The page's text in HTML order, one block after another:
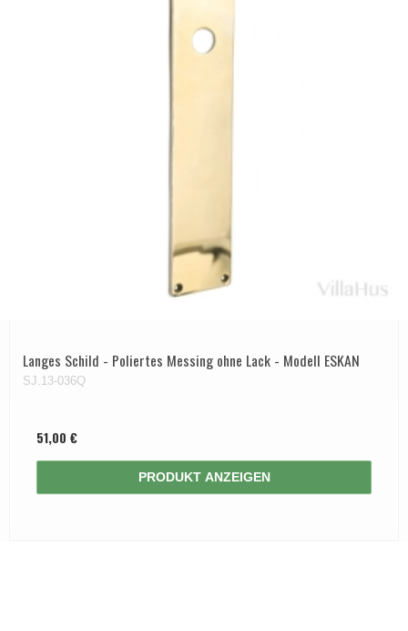
Langes Schild - Poliertes Messing ohne Lack - Modell ESKAN
SJ.13-036Q
51,00 €
PRODUKT ANZEIGEN